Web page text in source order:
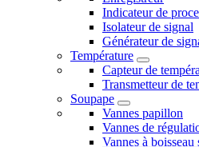
Indicateur de
Isolateur de signal
Générateur de
Température
Capteur de
Transmetteur de
Soupape
Vannes papillon
Vannes de
Vannes à boisseau